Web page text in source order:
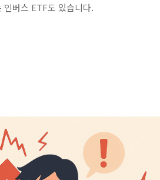
인버스 ETF도 있습니다.